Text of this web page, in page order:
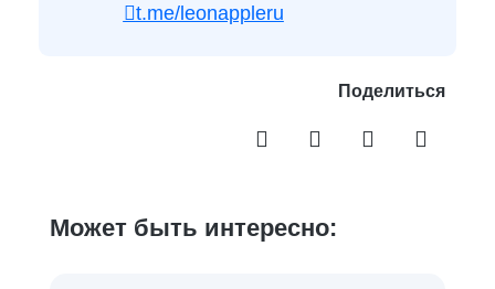
t.me/leonappleru
Поделиться
Может быть интересно: